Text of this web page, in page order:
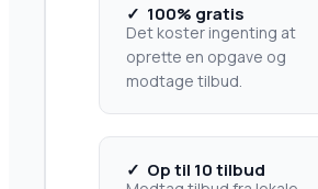
✓ 100% gratis
Det koster ingenting at
oprette en opgave og
modtage tilbud.
✓ Op til 10 tilbud